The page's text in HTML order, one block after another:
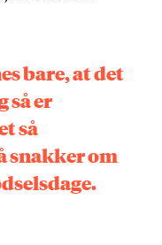
bare, at det
så er
så
snakker om